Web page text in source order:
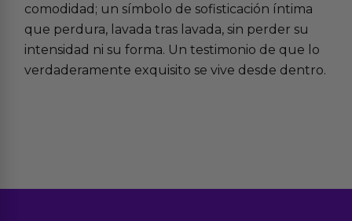
comodidad; un símbolo de sofisticación íntima
que perdura, lavada tras lavada, sin perder su
intensidad ni su forma. Un testimonio de que lo
verdaderamente exquisito se vive desde dentro.